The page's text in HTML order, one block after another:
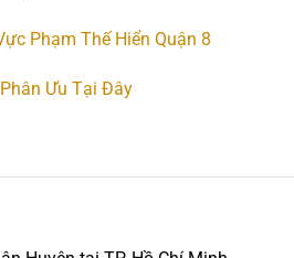
Phạm Thế Hiển Quận 8
Ưu Tại Đây